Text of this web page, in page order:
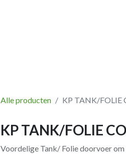
Alle producten KP TANK/FOLIE
KP TANK/FOLIE
Voordelige Tank/ Folie doorvoer om